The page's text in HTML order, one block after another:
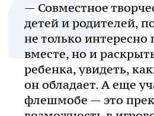
— Совместное
детей и родителей,
не только интересно
вместе, но и
ребенка, увидеть,
он обладает. А еще
флешмобе — это